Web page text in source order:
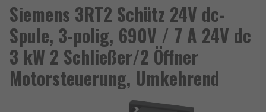
Siemens 3RT2 Schütz 24V dc-
Spule, 3-polig, 690V / 7 A 24V dc
3 kW 2 Schließer/2 Öffner
Motorsteuerung, Umkehrend